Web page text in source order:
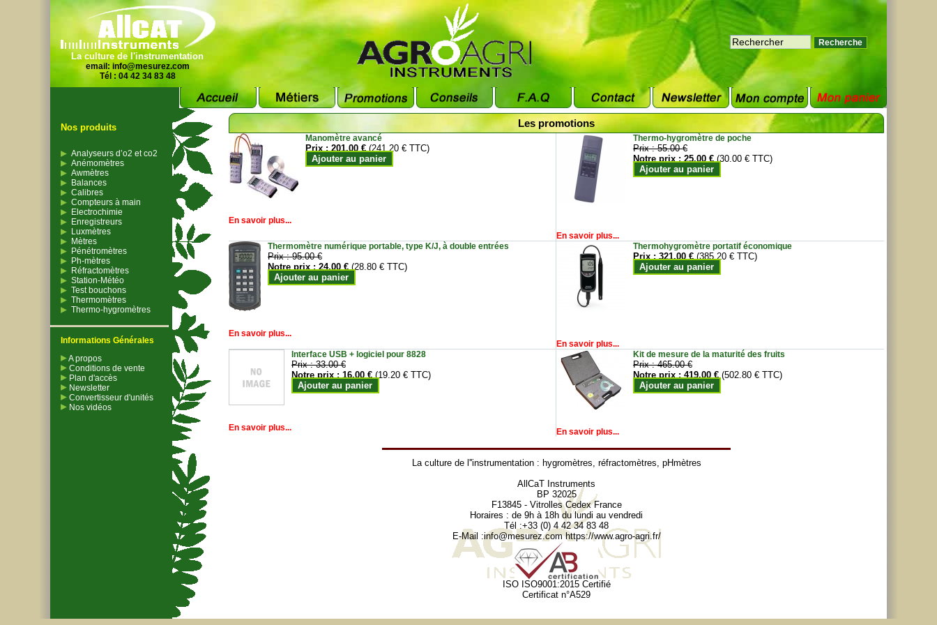
La culture de l'instrumentation
email: info@mesurez.com
Tél : 04 42 34 83 48
Nos produits
Analyseurs d’o2 et co2
Anémomètres
Awmètres
Balances
Calibres
Compteurs à main
Electrochimie
Enregistreurs
Luxmètres
Mètres
Pénétromètres
Ph-mètres
Réfractomètres
Station-Météo
Test bouchons
Thermomètres
Thermo-hygromètres
Informations Générales
A propos
Conditions de vente
Plan d'accès
Newsletter
Convertisseur d'unités
Nos vidéos
Les promotions
Manomètre avancé
Prix :201.00 € (241.20 € TTC)
Ajouter au panier
En savoir plus...
Thermo-hygromètre de poche
Prix :55.00 €
Notre prix :25.00 € (30.00 € TTC)
Ajouter au panier
En savoir plus...
Thermomètre numérique portable, type K/J, à double entrées
Prix :95.00 €
Notre prix :24.00 € (28.80 € TTC)
Ajouter au panier
En savoir plus...
Thermohygromètre portatif économique
Prix :321.00 € (385.20 € TTC)
Ajouter au panier
En savoir plus...
Interface USB + logiciel pour 8828
Prix :33.00 €
Notre prix :16.00 € (19.20 € TTC)
Ajouter au panier
En savoir plus...
Kit de mesure de la maturité des fruits
Prix :465.00 €
Notre prix :419.00 € (502.80 € TTC)
Ajouter au panier
En savoir plus...
La culture de l''instrumentation : hygromètres, réfractomètres, pHmètres
AllCaT Instruments
BP 32025
F13845 - Vitrolles Cedex France
Horaires : de 9h à 18h du lundi au vendredi
Tél :+33 (0) 4 42 34 83 48
E-Mail :info@mesurez.com https://www.agro-agri.fr/
ISO ISO9001:2015 Certifié
Certificat n°A529